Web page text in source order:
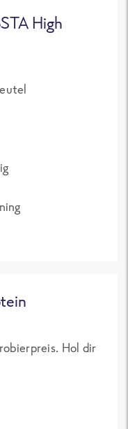
High
Hol dir